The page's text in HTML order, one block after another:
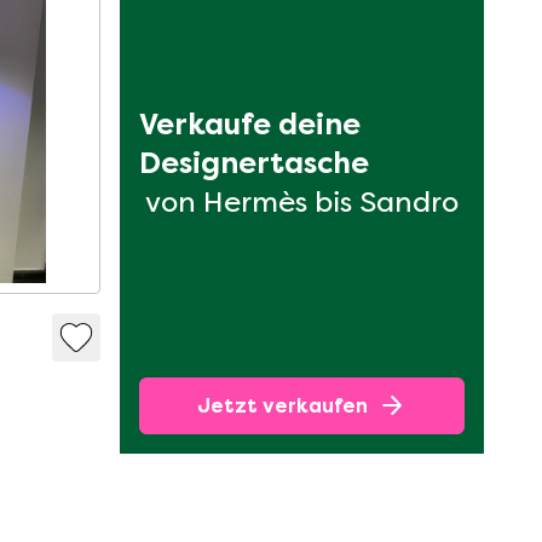
Verkaufe deine
Designertasche
von Hermès bis Sandro
Jetzt verkaufen